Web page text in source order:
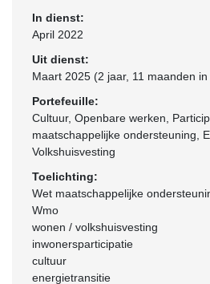
In dienst:
April 2022
Uit dienst:
Maart 2025 (2 jaar, 11 maanden
Portefeuille:
Cultuur, Openbare werken,
maatschappelijke ondersteuning,
Volkshuisvesting
Toelichting:
Wet maatschappelijke
Wmo
wonen / volkshuisvesting
inwonersparticipatie
cultuur
energietransitie